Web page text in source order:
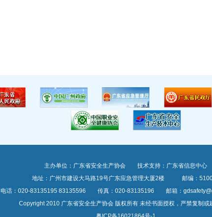
主办单位：广东省安全生产协会 技术支持：广东省信息中心
地址：广州市建设大马路19号广东应急管理大厦2楼 邮编：
电话：020-83135195 83135596 传真：020-83135196 邮箱：
Copyright 2010 广东省安全生产协会 版权所有 未经书面授权，严禁复制或